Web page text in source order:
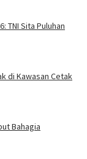
TNI Sita Puluhan
di Kawasan Cetak
Bahagia